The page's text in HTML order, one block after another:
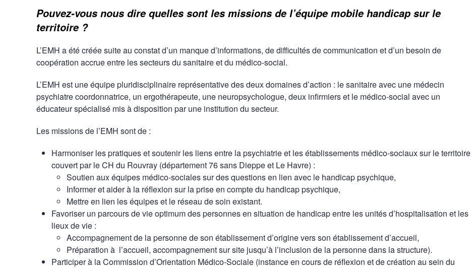
Pouvez-vous nous dire quelles sont les missions de l’équipe mobile handicap sur le
territoire ?
L’EMH a été créée suite au constat d’un manque d’informations, de difficultés de communication et d’un besoin de
coopération accrue entre les secteurs du sanitaire et du médico-social.
L’EMH est une équipe pluridisciplinaire représentative des deux domaines d’action : le sanitaire avec une médecin
psychiatre coordonnatrice, un ergothérapeute, une neuropsychologue, deux infirmiers et le médico-social avec un
éducateur spécialisé mis à disposition par une institution du secteur.
Les missions de l’EMH sont de :
Harmoniser les pratiques et soutenir les liens entre la psychiatrie et les établissements médico-sociaux sur le territoire
couvert par le CH du Rouvray (département 76 sans Dieppe et Le Havre) :
Soutien aux équipes médico-sociales sur des questions en lien avec le handicap psychique,
Informer et aider à la réflexion sur la prise en compte du handicap psychique,
Mettre en lien les équipes et le réseau de soin existant.
Favoriser un parcours de vie optimum des personnes en situation de handicap entre les unités d’hospitalisation et les
lieux de vie :
Accompagnement de la personne de son établissement d’origine vers son établissement d’accueil,
Préparation à l’accueil, accompagnement sur site jusqu’à l’inclusion de la personne dans la structure).
Participer à la Commission d’Orientation Médico-Sociale (instance en cours de réflexion et de création au sein du